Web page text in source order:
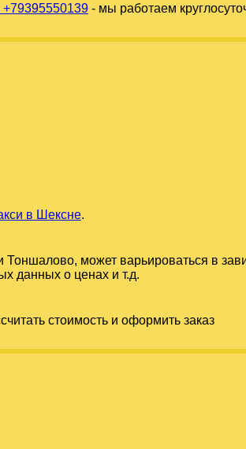
- мы работаем
в Шексне.
Тоншалово, может варьироваться в
данных о ценах и т.д.
стоимость и оформить заказ